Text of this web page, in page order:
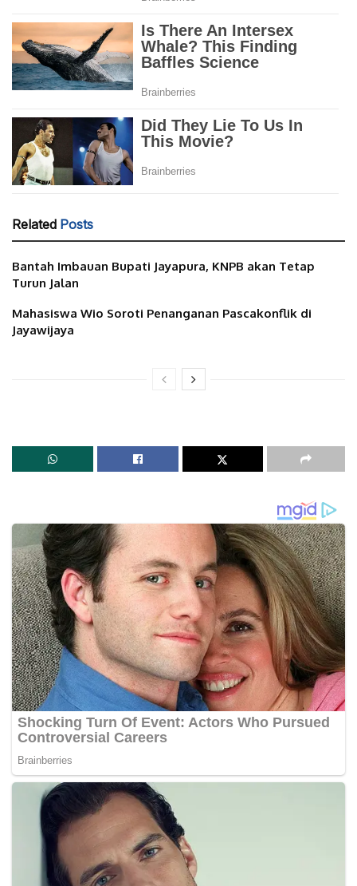
Related Posts
Bantah Imbauan Bupati Jayapura, KNPB akan Tetap
Turun Jalan
Mahasiswa Wio Soroti Penanganan Pascakonflik di
Jayawijaya